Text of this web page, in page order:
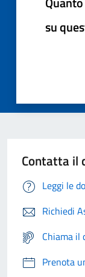
su
Contatta il
Leggi le
Richiedi
Chiama il
Prenota